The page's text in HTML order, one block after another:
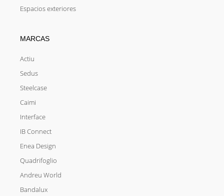
Espacios exteriores
MARCAS
Actiu
Sedus
Steelcase
Caimi
Interface
IB Connect
Enea Design
Quadrifoglio
Andreu World
Bandalux